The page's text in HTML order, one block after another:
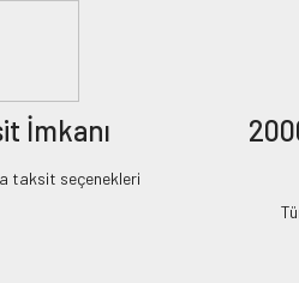
İmkanı
taksit seçenekleri